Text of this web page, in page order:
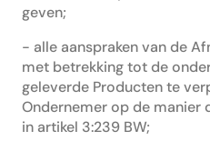
geven;
- alle aanspraken van de
met betrekking tot de
geleverde Producten te
Ondernemer op de
in artikel 3:239 BW;